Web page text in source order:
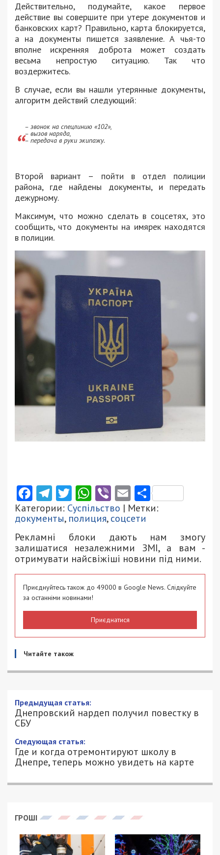
Действительно, подумайте, какое первое
действие вы совершите при утере документов и
банковских карт? Правильно, карта блокируется,
а на документы пишется заявление. А чья-то
вполне искренняя доброта может создать
весьма непростую ситуацию. Так что
воздержитесь.
В случае, если вы нашли утерянные документы,
алгоритм действий следующий:
– звонок на спецлинию «102»,
– вызов наряда,
– передача в руки экипажу.
Второй вариант – пойти в отдел полиции
района, где найдены документы, и передать
дежурному.
Максимум, что можно сделать в соцсетях, это
сообщить, что документы на имярек находятся
в полиции.
Facebook
Telegram
Twitter
WhatsApp
ViberEmail
Категории: Суспільство | Метки:
документы, полиция,соцсети
Рекламні блоки дають нам змогу
залишатися незалежними ЗМІ, а вам -
отримувати найсвіжіші новини під ними.
Приєднуйтесь також до 49000 в Google News. Слідкуйте
за останніми новинами!
Приєднатися
Читайте також
Днепровский нардеп получил повестку
в СБУ
30/07/2018 - 18:10
АЛЕКСЕЙ ВАЛЕНКО - СПЕЦИАЛЬНО
ДЛЯ 49000.COM.UA
В конце лета прошлого года многие
передал 3 полку Сил специальных операций 100
миллионов гривен из личных средств. Казалось
бы, похвально для президента воюющей страны,